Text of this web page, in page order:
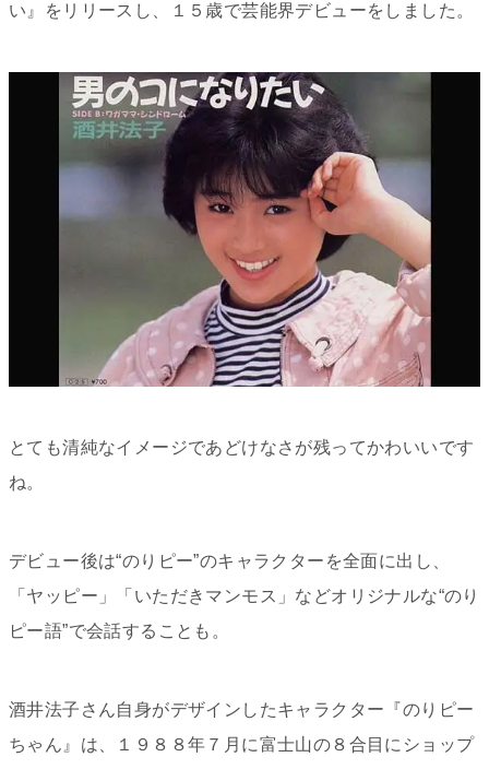
い』をリリースし、１５歳で芸能界デビューをしました。
とても清純なイメージであどけなさが残ってかわいいです
ね。
デビュー後は“のりピー”のキャラクターを全面に出し、
「ヤッピー」「いただきマンモス」などオリジナルな“のり
ピー語”で会話することも。
酒井法子さん自身がデザインしたキャラクター『のりピー
ちゃん』は、１９８８年７月に富士山の８合目にショップ